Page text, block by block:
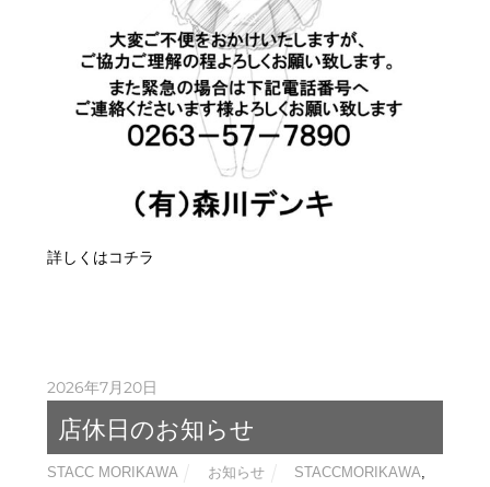
詳しくはコチラ
2026年7月20日
店休日のお知らせ
STACC MORIKAWA お知らせ STACCMORIKAWA